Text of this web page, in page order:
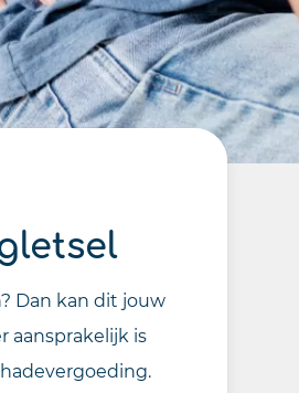
Dan kan dit jouw
aansprakelijk is